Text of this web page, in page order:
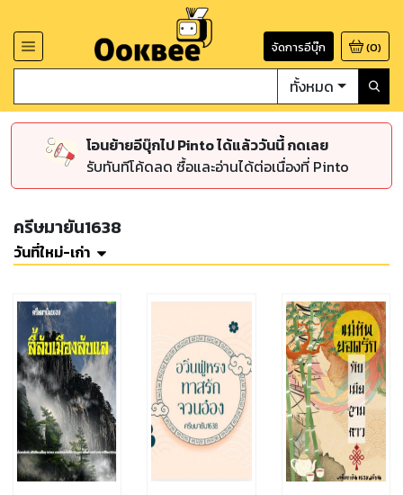
จัดการอีบุ๊ก (0)
ทั้งหมด
โอนย้ายอีบุ๊กไป Pinto ได้แล้ววันนี้ กดเลย
รับทันทีโค้ดลด ซื้อและอ่านได้ต่อเนื่องที่ Pinto
ครีษมายัน1638
วันที่ใหม่-เก่า